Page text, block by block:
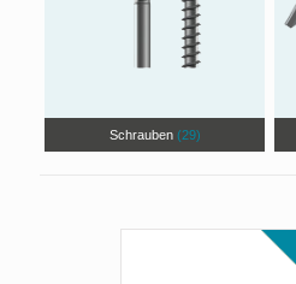
Schrauben (29)